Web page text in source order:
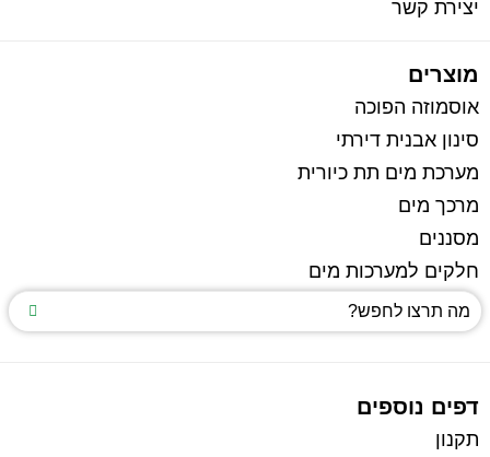
יצירת קשר
מוצרים
אוסמוזה הפוכה
סינון אבנית דירתי
מערכת מים תת כיורית
מרכך מים
מסננים
חלקים למערכות מים
דפים נוספים
תקנון